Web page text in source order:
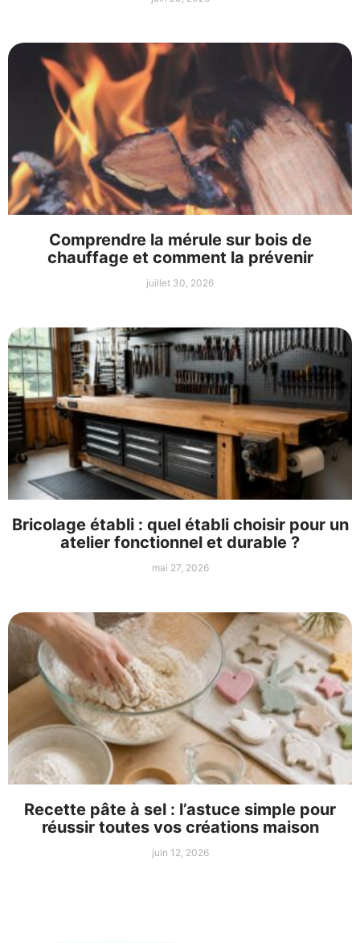
Comprendre la mérule sur bois de
chauffage et comment la prévenir
juillet 30, 2026
Bricolage établi : quel établi choisir pour un
atelier fonctionnel et durable ?
mai 27, 2026
Recette pâte à sel : l’astuce simple pour
réussir toutes vos créations maison
juin 12, 2026